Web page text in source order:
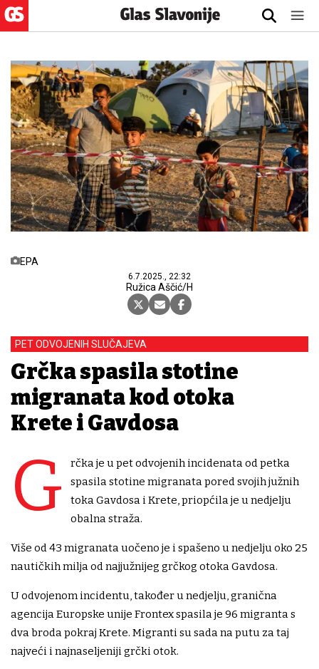
EPA
6.7.2025., 22:32
Ružica Aščić/H
PET ODVOJENIH SLUČAJEVA
Grčka spasila stotine
migranata kod otoka
Krete i Gavdosa
G
rčka je u pet odvojenih incidenata od petka
spasila stotine migranata pored svojih južnih
toka Gavdosa i Krete, priopćila je u nedjelju
obalna straža.
Više od 43 migranata uočeno je i spašeno u nedjelju oko 25
nautičkih milja od najjužnijeg grčkog otoka Gavdosa.
U odvojenom incidentu, također u nedjelju, granična
agencija Europske unije Frontex spasila je 96 migranta s
dva broda pokraj Krete. Migranti su sada na putu za taj
najveći i najnaseljeniji grčki otok.